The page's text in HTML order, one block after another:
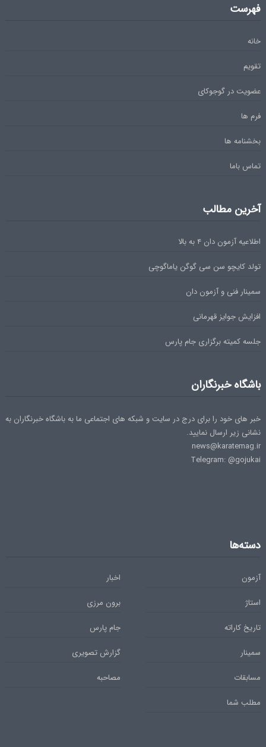
فهرست
خانه
تقویم
عضویت در گوجوکای
فرم ها
بخشنامه ها
تماس باما
آخرین مطالب
اطلاعیه آزمون دان ۴ به بالا
تولد کایچو سن سی گوگن یاماگوچی
سمینار فنی و آزمون دان
افزایش جوایز قهرمانی
جلسه کمیته برگزاری جام پارس
باشگاه خبرنگاران
خبر های خود را برای درج در سایت و شبکه های اجتماعی ما به باشگاه خبرنگاران به
نشانی زیر ارسال نمایید.
news@karatemag.ir
Telegram: @gojukai
دسته‌ها
آزمون
اخبار
استاژ
برون مرزی
تاریخ کاراته
جام پارس
سمینار
گزارش تصویری
مسابقات
مصاحبه
مطلب شما